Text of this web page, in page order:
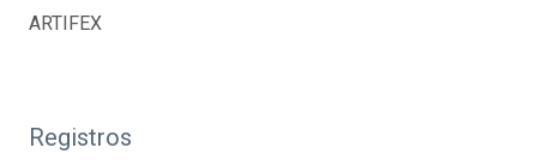
ARTIFEX
Registros